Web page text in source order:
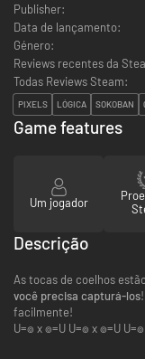
Publisher:
Data de lançamento:
Género:
Reviews recentes da
Todas Reviews Steam:
PIXELS LÓGICA SOKOBAN
Game features
Um jogador
Descrição
As tocas de coelhos
você precisa capturá-los
facilmente!
U=๏ x ๏=U U=๏ x ๏=U U=